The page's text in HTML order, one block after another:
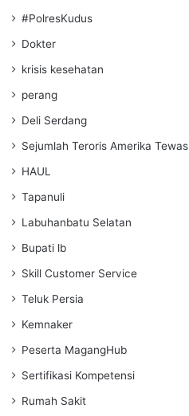
#PolresKudus
Dokter
krisis kesehatan
perang
Deli Serdang
Sejumlah Teroris Amerika Tewas
HAUL
Tapanuli
Labuhanbatu Selatan
Bupati lb
Skill Customer Service
Teluk Persia
Kemnaker
Peserta MagangHub
Sertifikasi Kompetensi
Rumah Sakit